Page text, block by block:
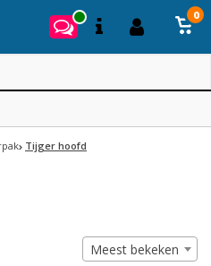
0
Tijger hoofd
Meest bekeken